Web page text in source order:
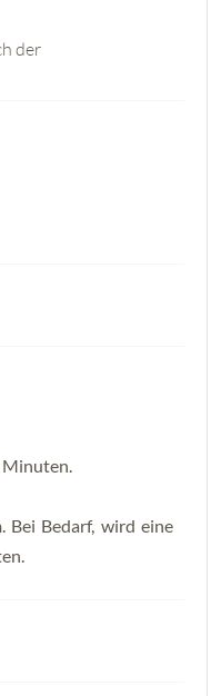
der
Minuten.
. Bei Bedarf, wird eine